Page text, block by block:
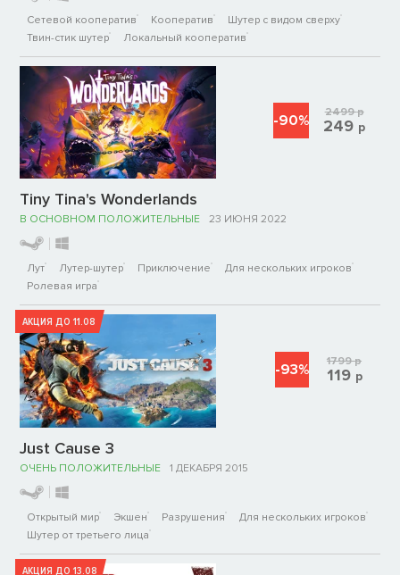
Сетевой кооператив Кооператив
Шутер с видом сверху
Твин-стик шутер
Локальный кооператив
Tiny Tina's Wonderlands
В ОСНОВНОМ ПОЛОЖИТЕЛЬНЫЕ 23 ИЮНЯ 2022
Лут Лутер-шутер Приключение
Для нескольких игроков
Ролевая игра
-90% 2499р
249 р
АКЦИЯ ДО 11.08
Just Cause 3
ОЧЕНЬ ПОЛОЖИТЕЛЬНЫЕ 1 ДЕКАБРЯ 2015
Открытый мир Экшен Разрушения
Для нескольких игроков
Шутер от третьего лица
-93% 1799р
119 р
АКЦИЯ ДО 13.08